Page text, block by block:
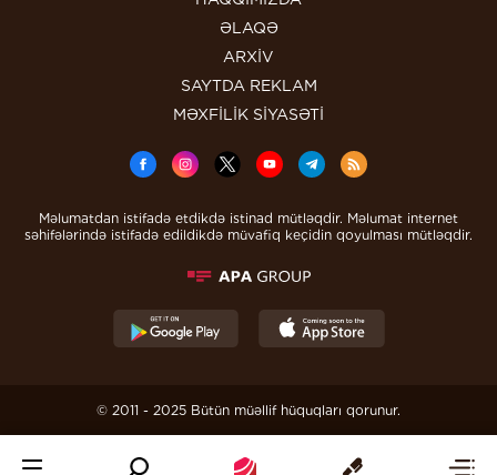
ƏLAQƏ
ARXİV
SAYTDA REKLAM
MƏXFİLİK SİYASƏTİ
Məlumatdan istifadə etdikdə istinad mütləqdir. Məlumat internet
səhifələrində istifadə edildikdə müvafiq keçidin qoyulması mütləqdir.
© 2011 - 2025 Bütün müəllif hüquqları qorunur.